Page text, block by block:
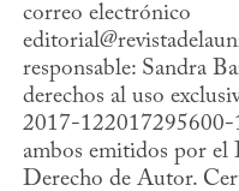
correo electrónico
responsable: Sandra
derechos al uso
2017-
ambos emitidos por
Derecho de Autor.